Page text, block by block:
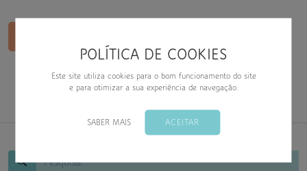
POLÍTICA DE COOKIES
Este site utiliza cookies para o bom funcionamento do site
e para otimizar a sua experiência de navegação.
SABER MAIS ACEITAR